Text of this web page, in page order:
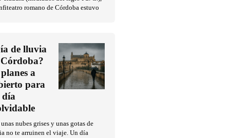
romano de Córdoba estuvo
de lluvia
a
para
unas nubes grises y unas gotas de
no te arruinen el viaje. Un día